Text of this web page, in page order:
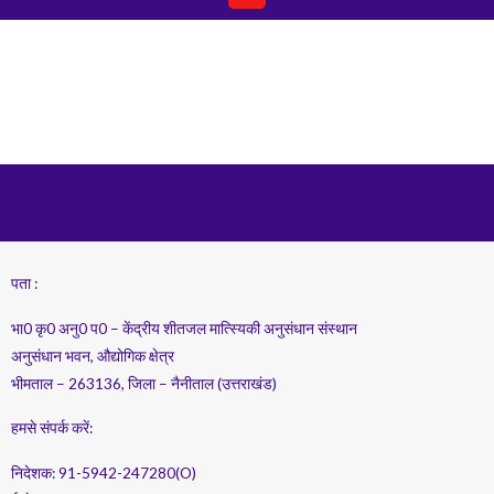
पता :
भा0 कृ0 अनु0 प0 – केंद्रीय शीतजल मात्स्यिकी अनुसंधान संस्थान
अनुसंधान भवन, औद्योगिक क्षेत्र
भीमताल – 263136, जिला – नैनीताल (उत्तराखंड)
हमसे संपर्क करें:
निदेशक: 91-5942-247280(O)